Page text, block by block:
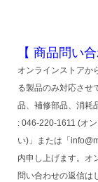
【 商品問い
オンラインストアか
る製品のみ対応させ
品、補修部品、消耗
: 046-220-1611 (オ
い)」または「
内申し上げます。オ
問い合わせの返信は